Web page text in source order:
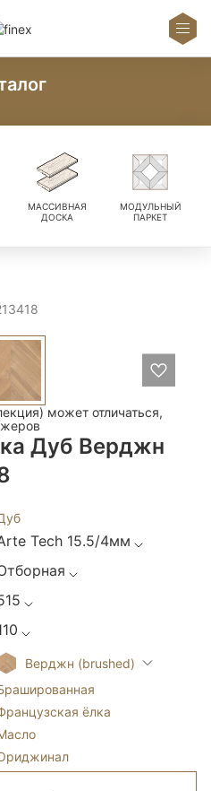
МАССИВНАЯ
ДОСКА
МОДУЛЬНЫЙ
ПАРКЕТ
может отличаться,
Дуб Верджн
Tech 15.5/4мм
Верджн (brushed)
ёлка